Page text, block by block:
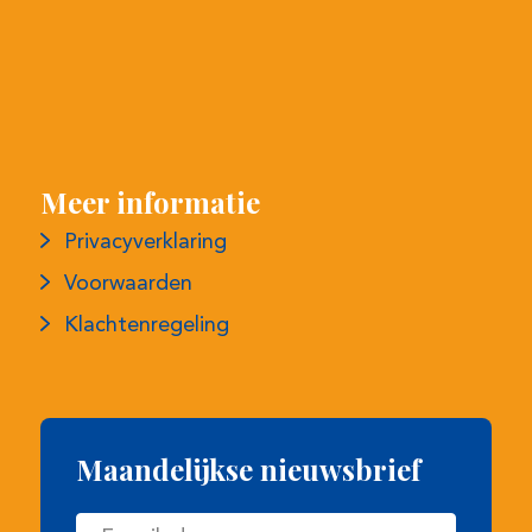
Meer informatie
Privacyverklaring
Voorwaarden
Klachtenregeling
Maandelijkse nieuwsbrief